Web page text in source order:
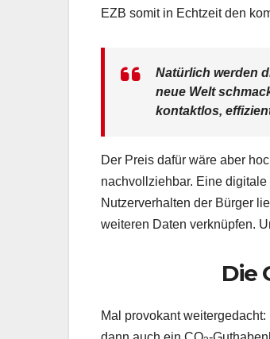
EZB somit in Echtzeit den
Natürlich werden
neue Welt
kontaktlos,
Der Preis dafür wäre aber
nachvollziehbar. Eine
Nutzerverhalten der Bürger
weiteren Daten verknüpfen.
Die
Mal provokant